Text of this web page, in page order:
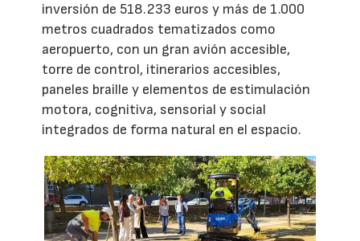
inversión de 518.233 euros y más de 1.000
metros cuadrados tematizados como
aeropuerto, con un gran avión accesible,
torre de control, itinerarios accesibles,
paneles braille y elementos de estimulación
motora, cognitiva, sensorial y social
integrados de forma natural en el espacio.